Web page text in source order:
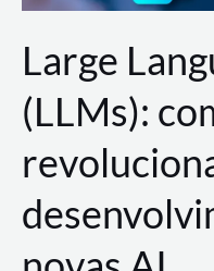
Large
(LLMs):